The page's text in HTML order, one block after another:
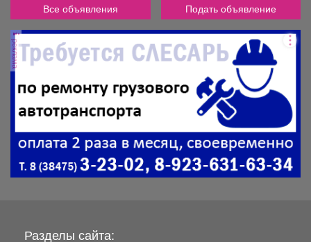
Все объявления Подать объявление
реклама
Разделы сайта: